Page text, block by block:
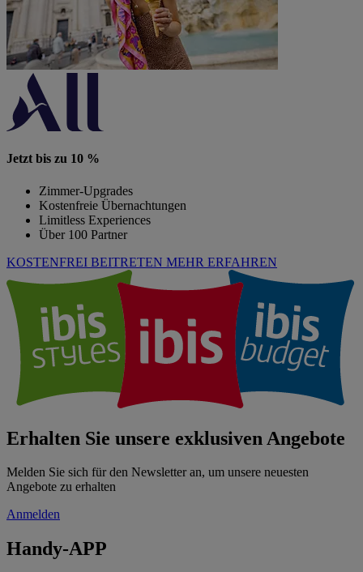
Jetzt bis zu 10 %
Zimmer-Upgrades
Kostenfreie Übernachtungen
Limitless Experiences
Über 100 Partner
KOSTENFREI BEITRETEN MEHR ERFAHREN
Erhalten Sie unsere exklusiven Angebote
Melden Sie sich für den Newsletter an, um unsere neuesten
Angebote zu erhalten
Anmelden
Handy-APP